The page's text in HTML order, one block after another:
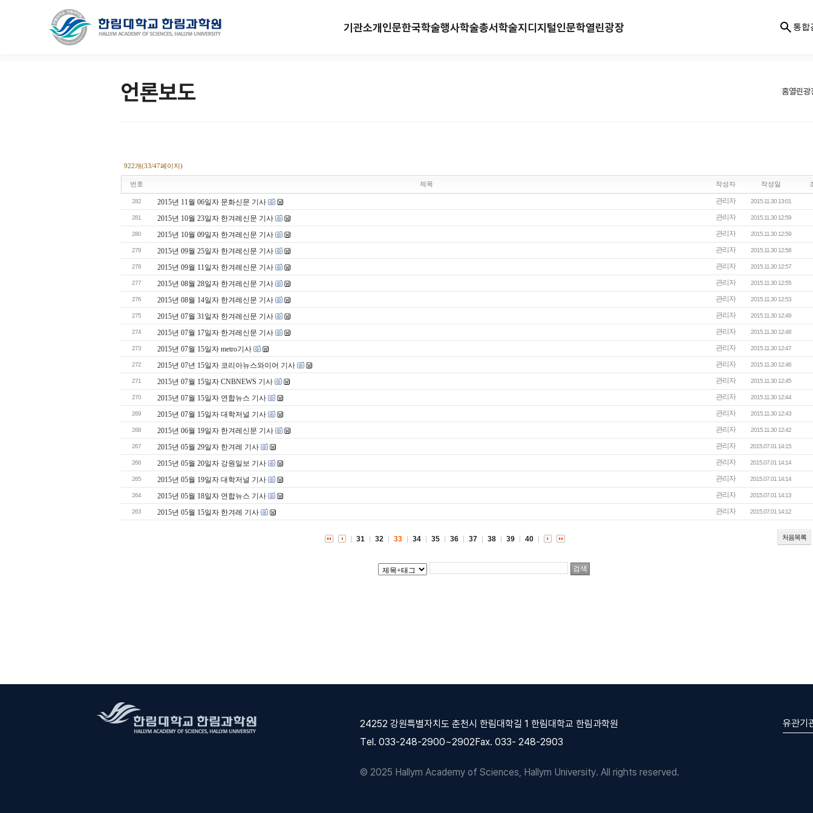
기관소개인문한국학술행사학술총서학술지디지털인문학열린광장 통합
언론보도 홈열린광
922개(33/47페이지)
번호 제목 작성자 작성일
282 2015년 11월 06일자 문화신문 기사 관리자 2015.11.30 13:01
281 2015년 10월 23일자 한겨레신문 기사 관리자 2015.11.30 12:59
280 2015년 10월 09일자 한겨레신문 기사 관리자 2015.11.30 12:59
279 2015년 09월 25일자 한겨레신문 기사 관리자 2015.11.30 12:58
278 2015년 09월 11일자 한겨레신문 기사 관리자 2015.11.30 12:57
277 2015년 08월 28일자 한겨레신문 기사 관리자 2015.11.30 12:55
276 2015년 08월 14일자 한겨레신문 기사 관리자 2015.11.30 12:53
275 2015년 07월 31일자 한겨레신문 기사 관리자 2015.11.30 12:49
274 2015년 07월 17일자 한겨레신문 기사 관리자 2015.11.30 12:48
273 2015년 07월 15일자 metro기사 관리자 2015.11.30 12:47
272 2015년 07년 15일자 코리아뉴스와이어 기사 관리자 2015.11.30 12:46
271 2015년 07월 15일자 CNBNEWS 기사 관리자 2015.11.30 12:45
270 2015년 07월 15일자 연합뉴스 기사 관리자 2015.11.30 12:44
269 2015년 07월 15일자 대학저널 기사 관리자 2015.11.30 12:43
268 2015년 06월 19일자 한겨레신문 기사 관리자 2015.11.30 12:42
267 2015년 05월 29일자 한겨레 기사 관리자 2015.07.01 14:15
266 2015년 05월 20일자 강원일보 기사 관리자 2015.07.01 14:14
265 2015년 05월 19일자 대학저널 기사 관리자 2015.07.01 14:14
264 2015년 05월 18일자 연합뉴스 기사 관리자 2015.07.01 14:13
263 2015년 05월 15일자 한겨레 기사 관리자 2015.07.01 14:12
처음목록
31 32 33 34 35 36 37 38 39 40
24252 강원특별자치도 춘천시 한림대학길 1 한림대학교 한림과학원
Tel. 033-248-2900~2902Fax. 033- 248-2903
© 2025 Hallym Academy of Sciences, Hallym University. All rights reserved.
유관기